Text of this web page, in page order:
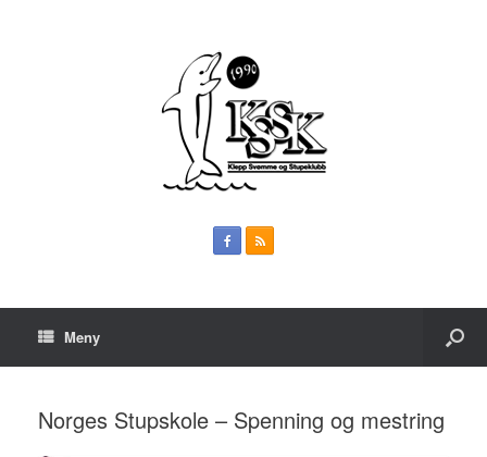
Meny
Norges Stupskole – Spenning og mestring